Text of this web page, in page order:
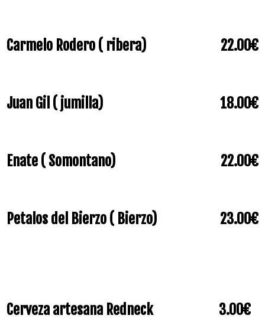
Carmelo Rodero ( ribera) 22.00€
Juan Gil ( jumilla) 18.00€
Enate ( Somontano) 22.00€
Petalos del Bierzo ( Bierzo) 23.00€
Cerveza artesana Redneck 3.00€